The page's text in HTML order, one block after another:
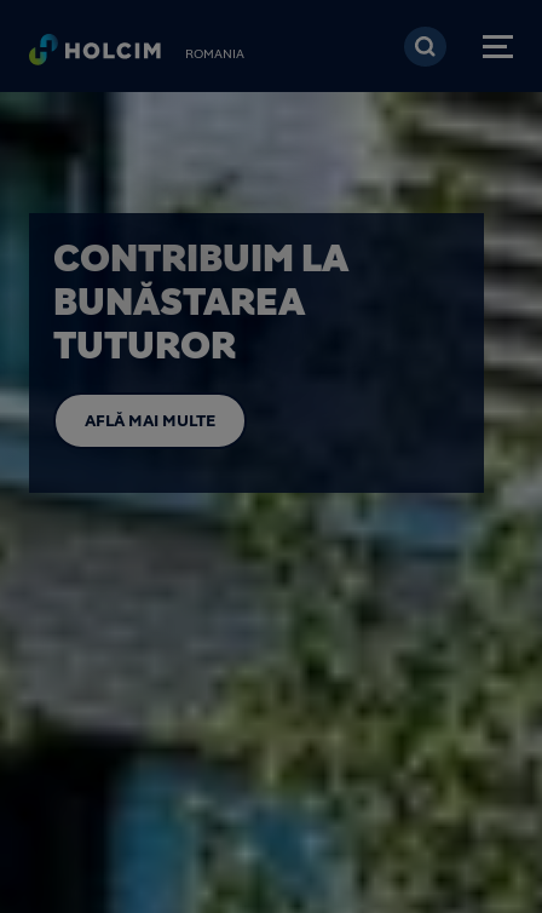
Mergi la conţinutul
ROMANIA
CONTRIBUIM LA
BUNĂSTAREA
TUTUROR
AFLĂ MAI MULTE